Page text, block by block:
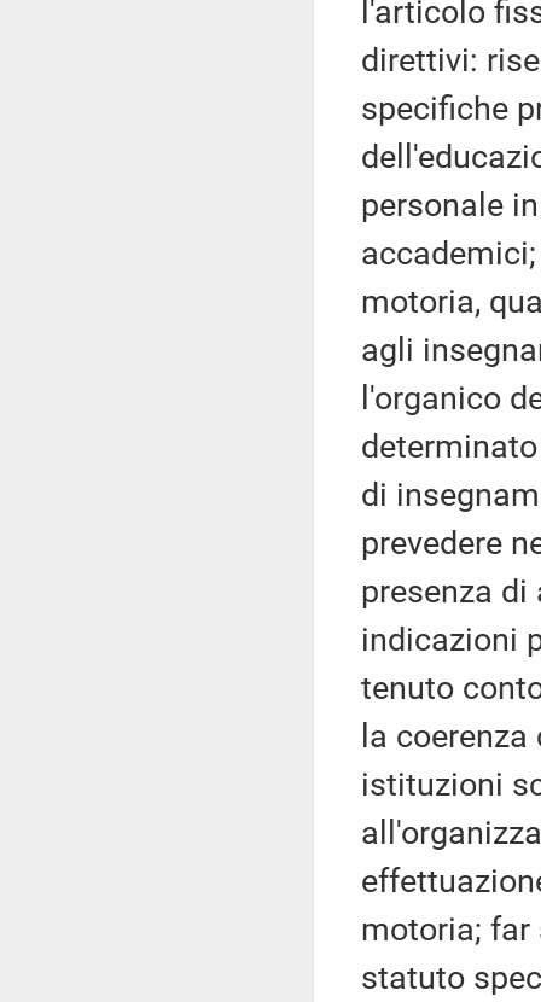
l'articolo
direttivi:
specifiche
personale
motoria,
agli
l'organico
di
prevedere
presenza
indicazioni
tenuto
la
istituzioni
motoria; far
statuto